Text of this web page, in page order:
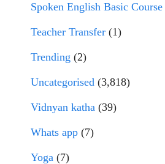
Spoken English Basic Course
Teacher Transfer (1)
Trending (2)
Uncategorised (3,818)
Vidnyan katha (39)
Whats app (7)
Yoga (7)